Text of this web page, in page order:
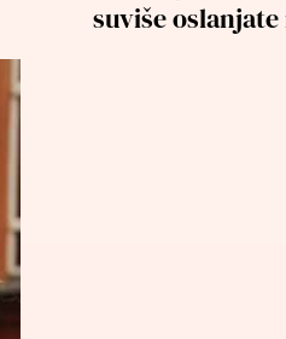
suviše